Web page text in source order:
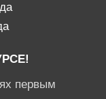
первым